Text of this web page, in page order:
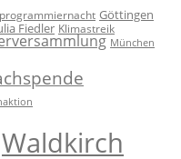
Göttingen
Fiedler Klimastreik
München
Waldkirch